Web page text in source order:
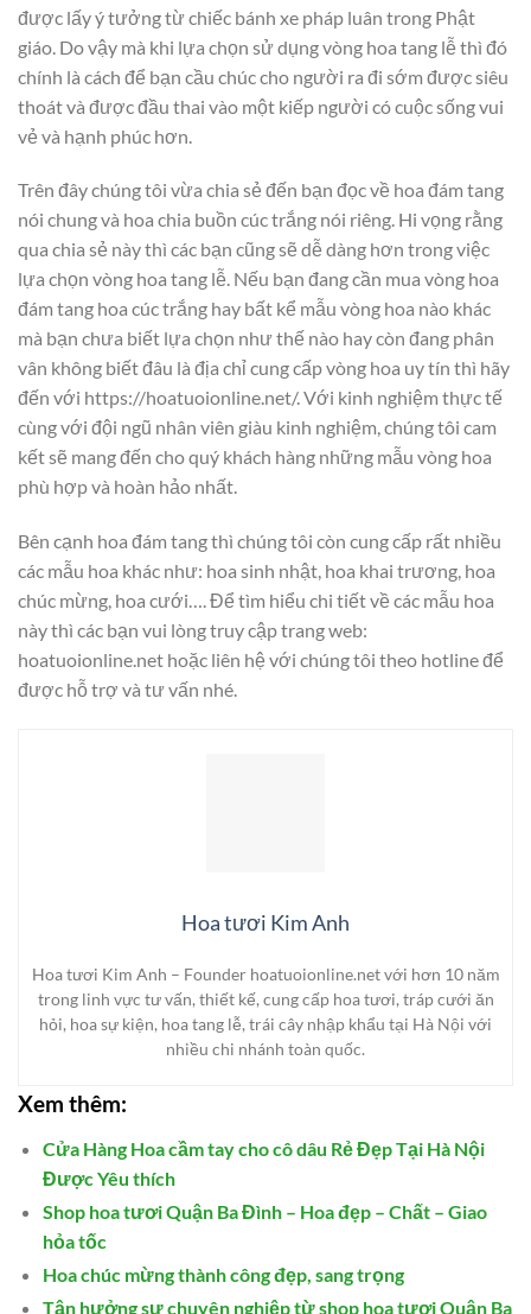
được lấy ý tưởng từ chiếc bánh xe pháp luân trong Phật
giáo. Do vậy mà khi lựa chọn sử dụng vòng hoa tang lễ thì đó
chính là cách để bạn cầu chúc cho người ra đi sớm được siêu
thoát và được đầu thai vào một kiếp người có cuộc sống vui
vẻ và hạnh phúc hơn.
Trên đây chúng tôi vừa chia sẻ đến bạn đọc về hoa đám tang
nói chung và hoa chia buồn cúc trắng nói riêng. Hi vọng rằng
qua chia sẻ này thì các bạn cũng sẽ dễ dàng hơn trong việc
lựa chọn vòng hoa tang lễ. Nếu bạn đang cần mua vòng hoa
đám tang hoa cúc trắng hay bất kể mẫu vòng hoa nào khác
mà bạn chưa biết lựa chọn như thế nào hay còn đang phân
vân không biết đâu là địa chỉ cung cấp vòng hoa uy tín thì hãy
đến với https://hoatuoionline.net/. Với kinh nghiệm thực tế
cùng với đội ngũ nhân viên giàu kinh nghiệm, chúng tôi cam
kết sẽ mang đến cho quý khách hàng những mẫu vòng hoa
phù hợp và hoàn hảo nhất.
Bên cạnh hoa đám tang thì chúng tôi còn cung cấp rất nhiều
các mẫu hoa khác như: hoa sinh nhật, hoa khai trương, hoa
chúc mừng, hoa cưới…. Để tìm hiểu chi tiết về các mẫu hoa
này thì các bạn vui lòng truy cập trang web:
hoatuoionline.net hoặc liên hệ với chúng tôi theo hotline để
được hỗ trợ và tư vấn nhé.
Hoa tươi Kim Anh
Hoa tươi Kim Anh – Founder hoatuoionline.net với hơn 10 năm
trong linh vực tư vấn, thiết kế, cung cấp hoa tươi, tráp cưới ăn
hỏi, hoa sự kiện, hoa tang lễ, trái cây nhập khẩu tại Hà Nội với
nhiều chi nhánh toàn quốc.
Xem thêm:
Cửa Hàng Hoa cầm tay cho cô dâu Rẻ Đẹp Tại Hà Nội
Được Yêu thích
Shop hoa tươi Quận Ba Đình – Hoa đẹp – Chất – Giao
hỏa tốc
Hoa chúc mừng thành công đẹp, sang trọng
Tận hưởng sự chuyên nghiệp từ shop hoa tươi Quận Ba